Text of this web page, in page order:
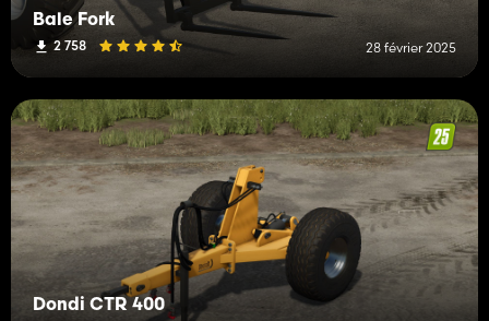
Bale Fork
2 758 28 février 2025
Dondi CTR 400